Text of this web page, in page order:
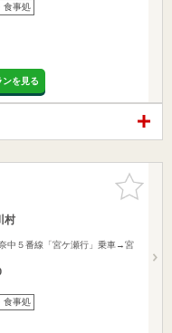
食事処
ンを見る
お気に入
りに追加
村
５番線「宮ケ瀬行」乗車→宮
食事処